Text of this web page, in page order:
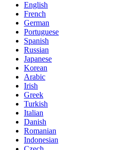
English
French
German
Portuguese
Spanish
Russian
Japanese
Korean
Arabic
Irish
Greek
Turkish
Italian
Danish
Romanian
Indonesian